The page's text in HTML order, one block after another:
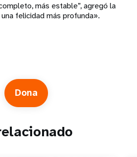
más estable”, agregó la
felicidad más profunda».
Dona